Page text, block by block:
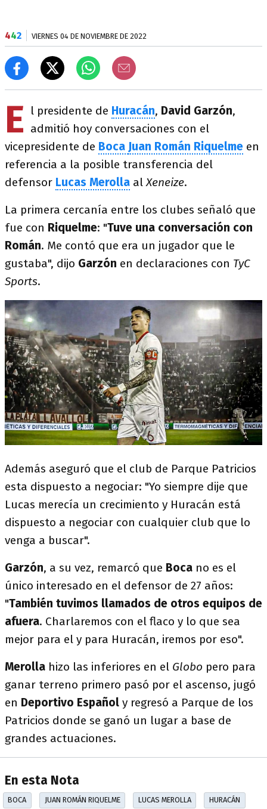
442 VIERNES 04 DE NOVIEMBRE DE 2022
E l presidente de Huracán, David Garzón,
admitió hoy conversaciones con el
vicepresidente de Boca Juan Román Riquelme en
referencia a la posible transferencia del
defensor Lucas Merolla alXeneize.
La primera cercanía entre los clubes señaló que
fue con Riquelme: "Tuve una conversación con
Román. Me contó que era un jugador que le
gustaba", dijo Garzón en declaraciones con TyC
Sports.
Además aseguró que el club de Parque Patricios
esta dispuesto a negociar: "Yo siempre dije que
Lucas merecía un crecimiento y Huracán está
dispuesto a negociar con cualquier club que lo
venga a buscar".
Garzón, a su vez, remarcó que Boca no es el
único interesado en el defensor de 27 años:
"También tuvimos llamados de otros equipos de
afuera. Charlaremos con el flaco y lo que sea
mejor para el y para Huracán, iremos por eso".
Merolla hizo las inferiores en el Globo pero para
ganar terreno primero pasó por el ascenso, jugó
en Deportivo Español y regresó a Parque de los
Patricios donde se ganó un lugar a base de
grandes actuaciones.
En esta Nota
BOCA JUAN ROMÁN RIQUELME LUCAS MEROLLA HURACÁN